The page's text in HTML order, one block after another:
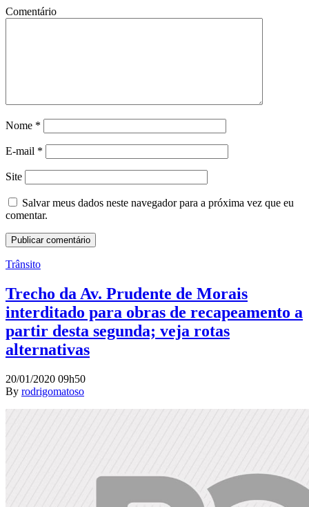
Comentário
Nome *
E-mail *
Site
Salvar meus dados neste navegador para a próxima vez que eu
comentar.
Trânsito
Trecho da Av. Prudente de Morais
interditado para obras de recapeamento a
partir desta segunda; veja rotas
alternativas
20/01/2020 09h50
By rodrigomatoso